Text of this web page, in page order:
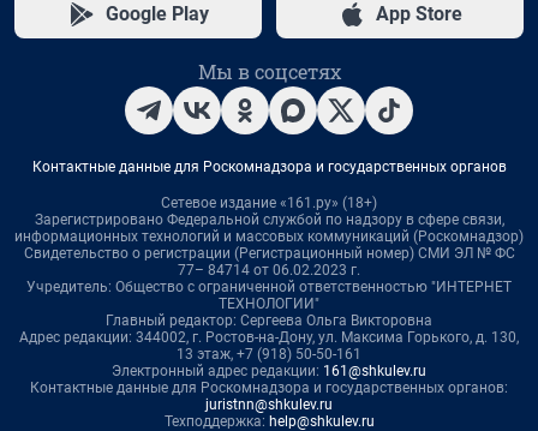
Google Play App Store
Мы в соцсетях
Контактные данные для Роскомнадзора и государственных органов
Сетевое издание «161.ру» (18+)
Зарегистрировано Федеральной службой по надзору в сфере связи,
информационных технологий и массовых коммуникаций (Роскомнадзор)
Свидетельство о регистрации (Регистрационный номер) СМИ ЭЛ № ФС
77– 84714 от 06.02.2023 г.
Учредитель: Общество с ограниченной ответственностью "ИНТЕРНЕТ
ТЕХНОЛОГИИ"
Главный редактор: Сергеева Ольга Викторовна
Адрес редакции: 344002, г. Ростов-на-Дону, ул. Максима Горького, д. 130,
13 этаж, +7 (918) 50-50-161
Электронный адрес редакции: 161@shkulev.ru
Контактные данные для Роскомнадзора и государственных органов:
juristnn@shkulev.ru
Техподдержка: help@shkulev.ru